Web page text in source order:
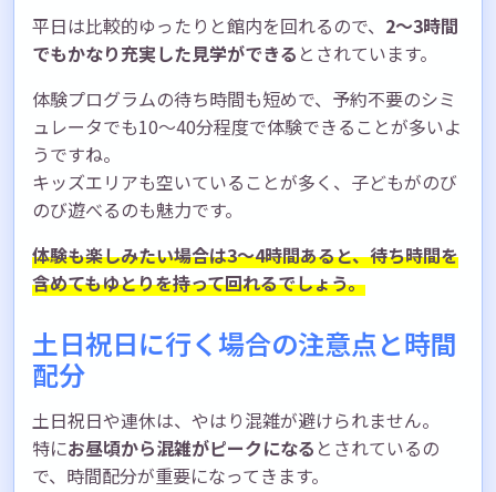
平日は比較的ゆったりと館内を回れるので、 2〜3時間
でもかなり充実した見学ができる とされています。
体験プログラムの待ち時間も短めで、予約不要のシミ
ュレータでも10〜40分程度で体験できることが多いよ
うですね。
キッズエリアも空いていることが多く、子どもがのび
のび遊べるのも魅力です。
体験も楽しみたい場合は3〜4時間あると、待ち時間を
含めてもゆとりを持って回れるでしょう。
土日祝日に行く場合の注意点と時間
配分
土日祝日や連休は、やはり混雑が避けられません。
特にお昼頃から混雑がピークになる とされているの
で、時間配分が重要になってきます。